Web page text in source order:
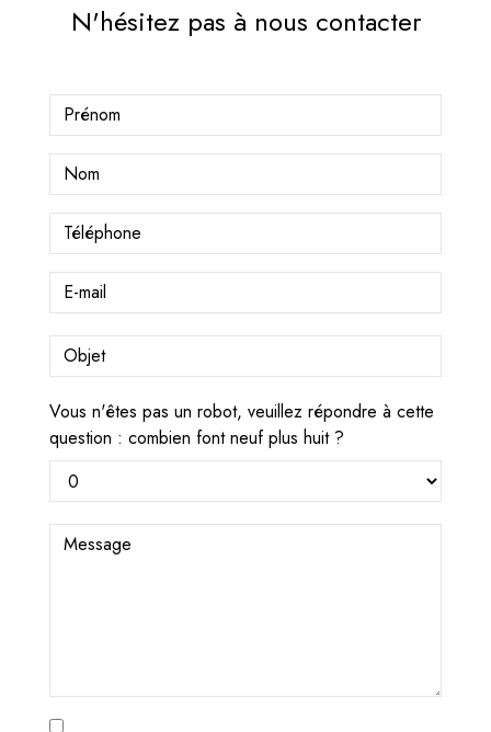
N'hésitez pas à nous contacter
Vous n'êtes pas un robot, veuillez répondre à cette
question : combien font neuf plus huit ?